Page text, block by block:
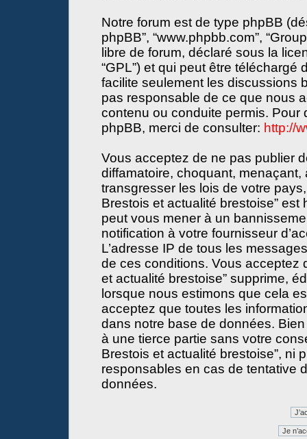
Notre forum est de type phpBB
phpBB”, “www.phpbb.com”,
libre de forum, déclaré sous la
“GPL”) et qui peut être téléchargé
facilite seulement les discussions
pas responsable de ce que nous
contenu ou conduite permis. Pour
phpBB, merci de consulter: http://
Vous acceptez de ne pas publier
diffamatoire, choquant,
transgresser les lois de votre
Brestois et actualité brestoise”
peut vous mener à un
notification à votre fournisseur
L’adresse IP de tous les
de ces conditions. Vous acceptez
et actualité brestoise” supprime,
lorsque nous estimons que cela
acceptez que toutes les
dans notre base de données.
à une tierce partie sans votre
Brestois et actualité brestoise”, ni
responsables en cas de tentative
données.